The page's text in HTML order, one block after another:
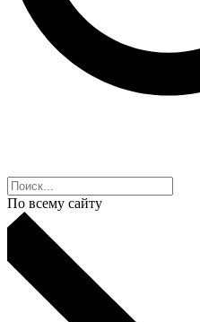
По всему сайту